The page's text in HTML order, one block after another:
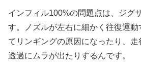
インフィル100%の問題点は、ジグ
す。ノズルが左右に細かく往復運動
てリンギングの原因になったり、
透過にムラが出たりするんです。